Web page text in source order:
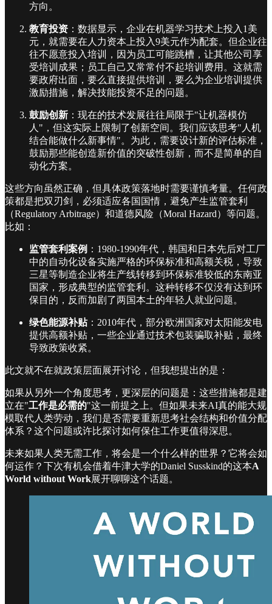
方向。
教育投资 ：数据显示，企业在机器学习技术上投入1美
元，就需要在人力资本上投入9美元作为配套。但企业往
往不愿意投入培训，因为员工可能跳槽，让其他公司享
受培训成果；员工自己又常常付不起培训费用。这就需
要政府出面，要么直接提供培训，要么为企业培训提供
激励措施，解决技能投资不足的问题。
鼓励创新 ：现在的技术发展往往局限于"让机器模仿
人"，但这实际上限制了创新空间。我们应该思考"人机
结合能做什么新事情"。为此，需要设计新的评估标准，
鼓励那些能创造新价值的突破性创新，而不是简单的自
动化方案。
这些方向虽然正确，但具体政策落地时需要谨慎考量。任何政
策都是把双刃剑，必须适应各国国情，避免产生监管套利
（Regulatory Arbitrage）和道德风险（Moral Hazard）等问题。
比如：
监管套利案例 ：1980-1990年代，韩国和日本先后对工厂
中的自动化设备实施严格的环保标准和高额关税，导致
三星等制造企业将生产线转移到环保标准较低的东南亚
国家，形成典型的监管套利。这种转移不仅没有达到环
保目的，反而加剧了两国本土的年轻人就业问题。
绿色能源补贴：2010年代，部分欧洲国家对太阳能发电
提供高额补贴，一些企业通过技术包装骗取补贴，最终
导致政策收紧。
此文就不在就政策层面展开讨论，但我想提出的是：
如果从另外一个角度思考，更深层的问题是：这些措施都是建
立在"工作是必需的"这一前提之上。但如果未来AI真的能大规
模取代人类劳动，我们是否需要重新思考社会结构和价值分配
体系？这个问题或许比探讨如何保住工作更值得深思。
未来如果人类无需工作，将会是一个什么样的世界？它将会如
何运作？下次有机会借着牛津大学的Daniel Susskind的这本A
World without Work展开聊聊这个话题。